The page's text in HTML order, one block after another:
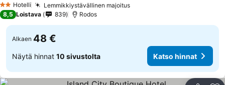
2 Tähtiluokitus
Hotelli Lemmikkiystävällinen majoitus
8,5 Loistava 839 Rodos
Alkaen 48 €
Näytä hinnat 10 sivustolta Katso hinnat